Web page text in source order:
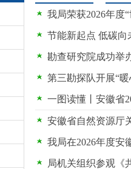
我局荣获2026年度
节能新起点 低碳
勘查研究院成功举
第三勘探队开展“
一图读懂丨安徽省
安徽省自然资源厅
我局在2026年度安
局机关组织参观《